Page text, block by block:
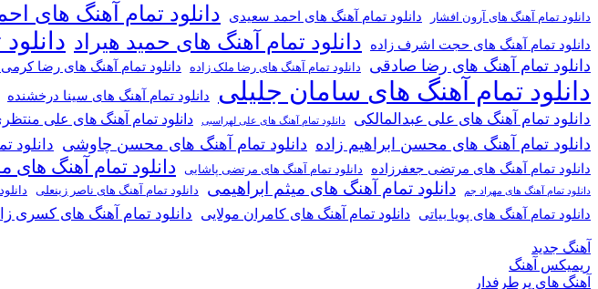
دانلود تمام آهنگ های آرون افشار دانلود تمام آهنگ های احمد سعیدی دانلود تمام آهنگ های
دانلود تمام آهنگ های حجت اشرف زاده دانلود تمام آهنگ های حمید هیراد
دانلود تمام آهنگ های رضا صادقی
دانلود تمام آهنگ های رضا ملک زاده دانلود تمام آهنگ های رضا کرمی
دانلود تمام آهنگ های سامان جلیلی دانلود تمام آهنگ های سینا درخشنده
دانلود تمام آهنگ های علی عبدالمالکی دانلود تمام آهنگ های علی لهراسبی دانلود تمام آهنگ های علی
دانلود تمام آهنگ های محسن ابراهیم زاده دانلود تمام آهنگ های محسن چاوشی دانلود
دانلود تمام آهنگ های مرتضی جعفرزاده دانلود تمام آهنگ های مرتضی پاشایی دانلود تمام آهنگ های
دانلود تمام آهنگ های مهراد جم دانلود تمام آهنگ های میثم ابراهیمی دانلود تمام آهنگ های ناصر زینعلی
دانلود تمام آهنگ های پویا بیاتی دانلود تمام آهنگ های کامران مولایی دانلود تمام آهنگ های کسری
آهنگ جدید
ریمیکس آهنگ
آهنگ های پرطرفدار